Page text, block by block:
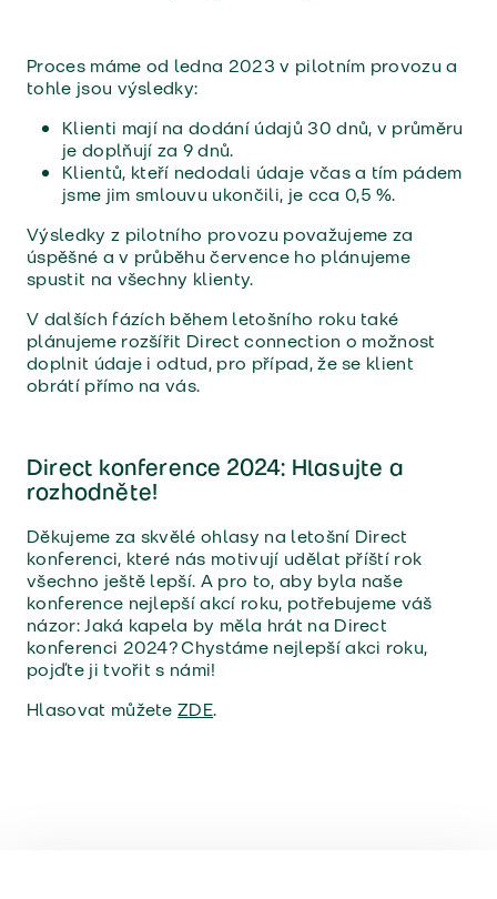
Proces máme od ledna 2023 v pilotním provozu a
tohle jsou výsledky:
Klienti mají na dodání údajů 30 dnů, v průměru
je doplňují za 9 dnů.
Klientů, kteří nedodali údaje včas a tím pádem
jsme jim smlouvu ukončili, je cca 0,5 %.
Výsledky z pilotního provozu považujeme za
úspěšné a v průběhu července ho plánujeme
spustit na všechny klienty.
V dalších fázích během letošního roku také
plánujeme rozšířit Direct connection o možnost
doplnit údaje i odtud, pro případ, že se klient
obrátí přímo na vás.
Direct konference 2024: Hlasujte a
rozhodněte!
Děkujeme za skvělé ohlasy na letošní Direct
konferenci, které nás motivují udělat příští rok
všechno ještě lepší. A pro to, aby byla naše
konference nejlepší akcí roku, potřebujeme váš
názor: Jaká kapela by měla hrát na Direct
konferenci 2024? Chystáme nejlepší akci roku,
pojďte ji tvořit s námi!
Hlasovat můžeteZDE.